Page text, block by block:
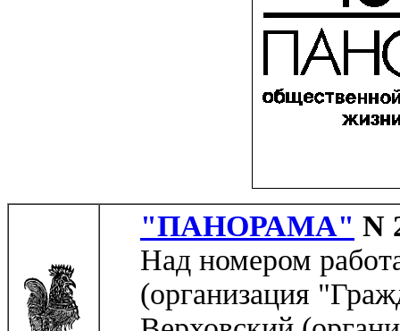
"ПАНОРАМА" N
Над номером
(организация